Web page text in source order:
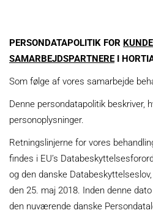
PERSONDATAPOLITIK FOR
SAMARBEJDSPARTNEREI
Som følge af vores samarbejde
Denne persondatapolitik beskriver,
personoplysninger.
Retningslinjerne for vores
findes i EU’s
og den danske
den 25. maj 2018. Inden denne
den nuværende danske